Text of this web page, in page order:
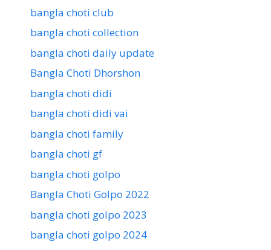
bangla choti club
bangla choti collection
bangla choti daily update
Bangla Choti Dhorshon
bangla choti didi
bangla choti didi vai
bangla choti family
bangla choti gf
bangla choti golpo
Bangla Choti Golpo 2022
bangla choti golpo 2023
bangla choti golpo 2024